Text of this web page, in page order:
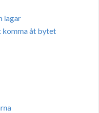
lagar
komma åt bytet